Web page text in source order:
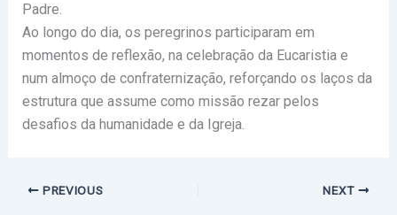
Padre.
Ao longo do dia, os peregrinos participaram em
momentos de reflexão, na celebração da Eucaristia e
num almoço de confraternização, reforçando os laços da
estrutura que assume como missão rezar pelos
desafios da humanidade e da Igreja.
PREVIOUS NEXT